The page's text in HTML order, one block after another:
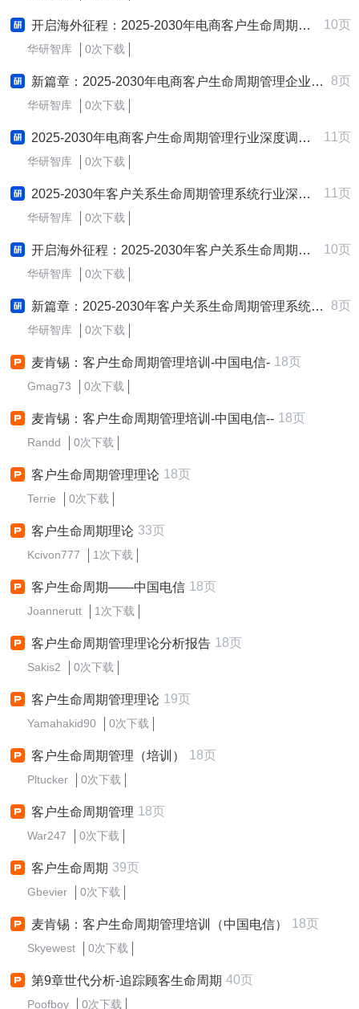
开启海外征程：2025-2030年电商客户生命周期管理行业跨境出海战略研究报告 10页
华研智库 0次下载
新篇章：2025-2030年电商客户生命周期管理企业制定与实施新质生产力战略研究报告 8页
华研智库 0次下载
2025-2030年电商客户生命周期管理行业深度调研及发展战略咨询报告 11页
华研智库 0次下载
2025-2030年客户关系生命周期管理系统行业深度调研及发展战略咨询报告 11页
华研智库 0次下载
开启海外征程：2025-2030年客户关系生命周期管理系统行业跨境出海战略研究报告 10页
华研智库 0次下载
新篇章：2025-2030年客户关系生命周期管理系统企业制定与实施新质生产力战略研究报告 8页
华研智库 0次下载
麦肯锡：客户生命周期管理培训-中国电信- 18页
Gmag73 0次下载
麦肯锡：客户生命周期管理培训-中国电信-- 18页
Randd 0次下载
客户生命周期管理理论 18页
Terrie 0次下载
客户生命周期理论 33页
Kcivon777 1次下载
客户生命周期——中国电信 18页
Joannerutt 1次下载
客户生命周期管理理论分析报告 18页
Sakis2 0次下载
客户生命周期管理理论 19页
Yamahakid90 0次下载
客户生命周期管理（培训） 18页
Pltucker 0次下载
客户生命周期管理 18页
War247 0次下载
客户生命周期 39页
Gbevier 0次下载
麦肯锡：客户生命周期管理培训（中国电信） 18页
Skyewest 0次下载
第9章世代分析-追踪顾客生命周期 40页
Poofboy 0次下载